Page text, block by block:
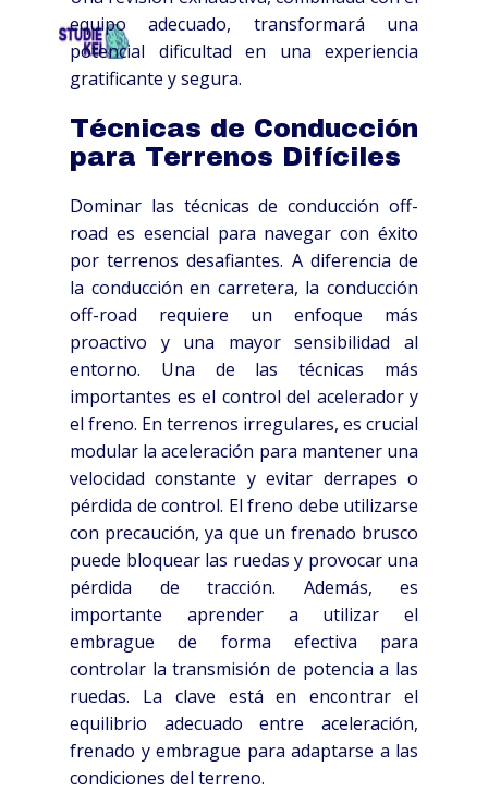
HOME OVER SCHOLEN TARIEVEN
equipo adecuado, transformará una
potencial dificultad en una experiencia
gratificante y segura.
Técnicas de Conducción
para Terrenos Difíciles
Dominar las técnicas de conducción off-
road es esencial para navegar con éxito
por terrenos desafiantes. A diferencia de
la conducción en carretera, la conducción
off-road requiere un enfoque más
proactivo y una mayor sensibilidad al
entorno. Una de las técnicas más
importantes es el control del acelerador y
el freno. En terrenos irregulares, es crucial
modular la aceleración para mantener una
velocidad constante y evitar derrapes o
pérdida de control. El freno debe utilizarse
con precaución, ya que un frenado brusco
puede bloquear las ruedas y provocar una
pérdida de tracción. Además, es
importante aprender a utilizar el
embrague de forma efectiva para
controlar la transmisión de potencia a las
ruedas. La clave está en encontrar el
equilibrio adecuado entre aceleración,
frenado y embrague para adaptarse a las
condiciones del terreno.